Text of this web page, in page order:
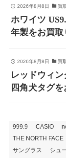
2026年8月8日 買
ホワイツ
年製をお買取
2026年8月8日 買
レッドウィン
四角犬タグを
999.9 CASIO
THE NORTH FACE
サングラス
シュ